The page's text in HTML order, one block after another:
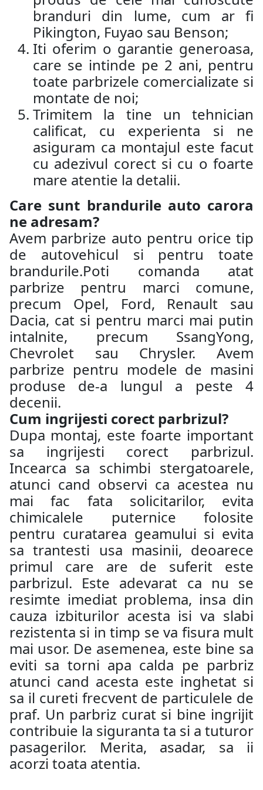
branduri din lume, cum ar fi
Pikington, Fuyao sau Benson;
Iti oferim o garantie generoasa,
care se intinde pe 2 ani, pentru
toate parbrizele comercializate si
montate de noi;
Trimitem la tine un tehnician
calificat, cu experienta si ne
asiguram ca montajul este facut
cu adezivul corect si cu o foarte
mare atentie la detalii.
Care sunt brandurile auto carora
ne adresam?
Avem parbrize auto pentru orice tip
de autovehicul si pentru toate
brandurile.Poti comanda atat
parbrize pentru marci comune,
precum Opel, Ford, Renault sau
Dacia, cat si pentru marci mai putin
intalnite, precum SsangYong,
Chevrolet sau Chrysler. Avem
parbrize pentru modele de masini
produse de-a lungul a peste 4
decenii.
Cum ingrijesti corect parbrizul?
Dupa montaj, este foarte important
sa ingrijesti corect parbrizul.
Incearca sa schimbi stergatoarele,
atunci cand observi ca acestea nu
mai fac fata solicitarilor, evita
chimicalele puternice folosite
pentru curatarea geamului si evita
sa trantesti usa masinii, deoarece
primul care are de suferit este
parbrizul. Este adevarat ca nu se
resimte imediat problema, insa din
cauza izbiturilor acesta isi va slabi
rezistenta si in timp se va fisura mult
mai usor. De asemenea, este bine sa
eviti sa torni apa calda pe parbriz
atunci cand acesta este inghetat si
sa il cureti frecvent de particulele de
praf. Un parbriz curat si bine ingrijit
contribuie la siguranta ta si a tuturor
pasagerilor. Merita, asadar, sa ii
acorzi toata atentia.